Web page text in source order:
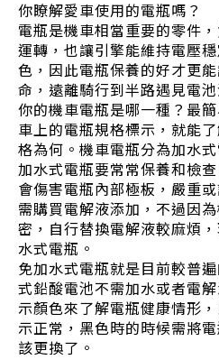
你瞭解愛車使用的電瓶嗎？
電瓶是機車相當重要的零件
運轉，也讓引擎能維持電壓
色，因此電瓶保養的好才更
命，遠離騎行到半路遇見電池
你的機車電瓶是哪一種？最
車上的電瓶規格標示，就能
格為何。機車電瓶分為加水
加水式電瓶要常常保養和檢
會傷害電瓶內部極板，嚴重
需購買電解液添加，不過因
密，自行替換電解液較麻煩
水式電瓶。
免加水式電瓶就是目前較普
式鉛酸電池不需加水或者電
示顏色來了解電瓶健康情形
示正常，黑色時的時候需將
該更換了。